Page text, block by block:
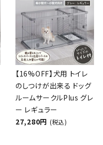
【16%OFF】犬用 トイレ
のしつけが出来る ドッグ
ルームサークルPlus グレ
ー レギュラー
27,280円 (税込)